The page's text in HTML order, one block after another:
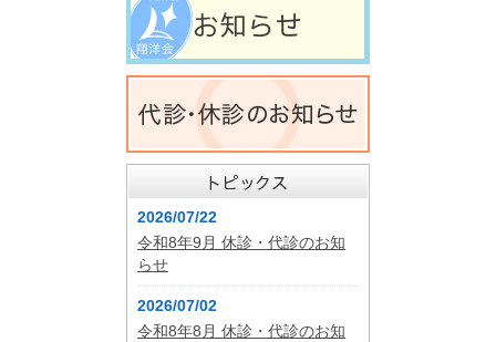
2026/07/22
令和8年9月 休診・代診のお知
らせ
2026/07/02
令和8年8月 休診・代診のお知